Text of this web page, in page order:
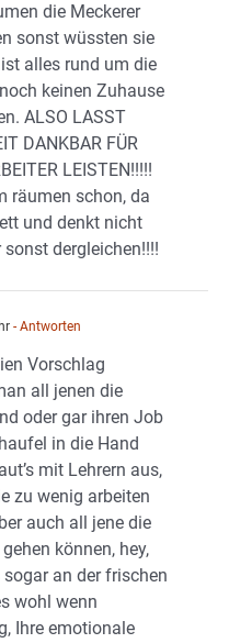
die Meckerer
sonst wüssten sie
alles rund um die
keinen Zuhause
ALSO LASST
DANKBAR FÜR
LEISTEN!!!!!
räumen schon, da
und denkt nicht
dergleichen!!!!
- Antworten
Vorschlag
all jenen die
oder gar ihren Job
in die Hand
mit Lehrern aus,
zu wenig arbeiten
auch all jene die
können, hey,
an der frischen
wohl wenn
Ihre emotionale